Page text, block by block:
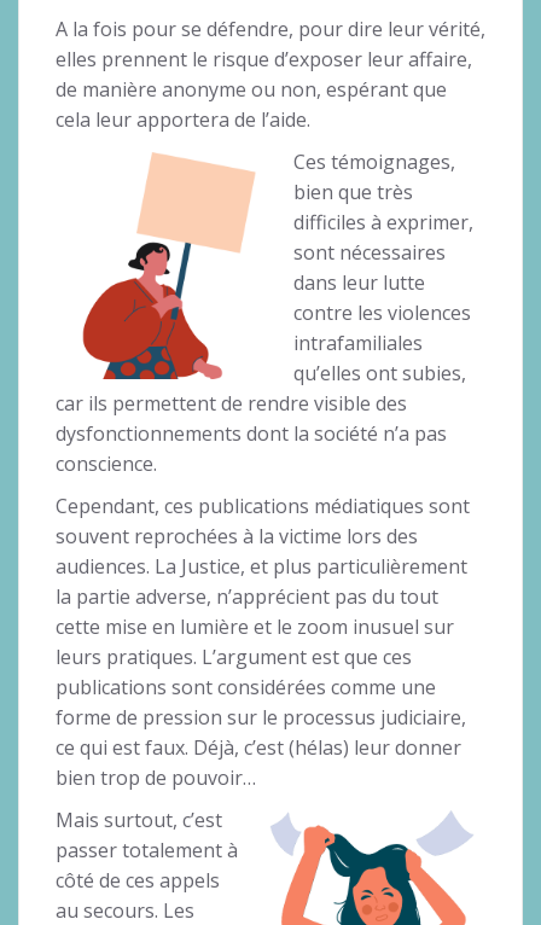
A la fois pour se défendre, pour dire leur vérité,
elles prennent le risque d’exposer leur affaire,
de manière anonyme ou non, espérant que
cela leur apportera de l’aide.
Ces témoignages,
bien que très
difficiles à exprimer,
sont nécessaires
dans leur lutte
contre les violences
intrafamiliales
qu’elles ont subies,
car ils permettent de rendre visible des
dysfonctionnements dont la société n’a pas
conscience.
Cependant, ces publications médiatiques sont
souvent reprochées à la victime lors des
audiences. La Justice, et plus particulièrement
la partie adverse, n’apprécient pas du tout
cette mise en lumière et le zoom inusuel sur
leurs pratiques. L’argument est que ces
publications sont considérées comme une
forme de pression sur le processus judiciaire,
ce qui est faux. Déjà, c’est (hélas) leur donner
bien trop de pouvoir…
Mais surtout, c’est
passer totalement à
côté de ces appels
au secours. Les